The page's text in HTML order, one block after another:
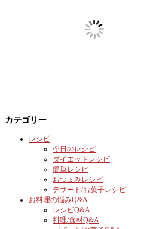
カテゴリー
レシピ
今日のレシピ
ダイエットレシピ
簡単レシピ
おつまみレシピ
デザート/お菓子レシピ
お料理の悩みQ&A
レシピQ&A
料理/食材Q&A